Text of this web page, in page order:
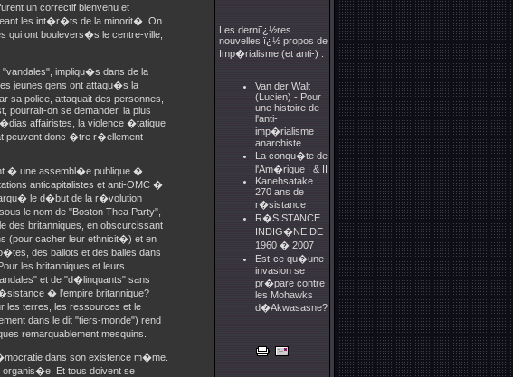
un correctif bienvenu et
les int�r�ts de la minorit�. On
qui ont boulevers�s le centre-ville,
impliqu�s dans de la
jeunes gens ont attaqu�s la
police, attaquait des personnes,
pourrait-on se demander, la plus
affairistes, la violence �tatique
peuvent donc �tre r�ellement
� une assembl�e publique �
anticapitalistes et anti-OMC �
le d�but de la r�volution
le nom de "Boston Thea Party",
des britanniques, en obscurcissant
(pour cacher leur ethnicit�) et en
des ballots et des balles dans
les britanniques et leurs
et de "d�linquants" sans
� l'empire britannique?
les terres, les ressources et le
dans le dit "tiers-monde") rend
remarquablement mesquins.
dans son existence m�me.
Et tous doivent se
Les derniï¿½res
nouvelles ï¿½ propos de
Imp�rialisme (et anti-) :
Van der Walt
(Lucien) - Pour
une histoire de
l'anti-
imp�rialisme
anarchiste
La conqu�te de
l'Am�rique I & II
Kanehsatake
270 ans de
r�sistance
R�SISTANCE
INDIG�NE DE
1960 � 2007
Est-ce qu�une
invasion se
pr�pare contre
les Mohawks
d�Akwasasne?